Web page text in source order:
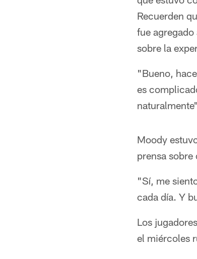
Recuerden
fue
sobre la
"Bueno,
es
Moody
prensa
"Sí, me
cada día. Y
Los
el miércoles